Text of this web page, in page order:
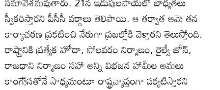
స్వీకరిస్తారని పీసీసీ వర్గాలు తెలిపాయి. ఆ తర్వాత ఆమె తన
కార్యాచరణ ప్రకటించి నేరుగా ప్రజల్లోకి వెళ్తారని తెలుస్తోంది.
రాష్ట్రానికి ప్రత్యేక హోదా, పోలవరం నిర్మాణం, రైల్వే జోన్‌,
రాజధాని నిర్మాణం సహా అన్ని విభజన హామీల అమలు
కాంగ్రె్‌సతోనే సాధ్యమంటూ రాష్ట్రవ్యాప్తంగా పర్యటిస్తారని